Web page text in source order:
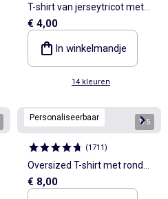
T-shirt van jerseytricot met
korte mouwen
€ 4,00
In winkelmandje
14 kleuren
Personaliseerbaar 1/5
(1711)
Oversized T-shirt met ronde
hals
€ 8,00